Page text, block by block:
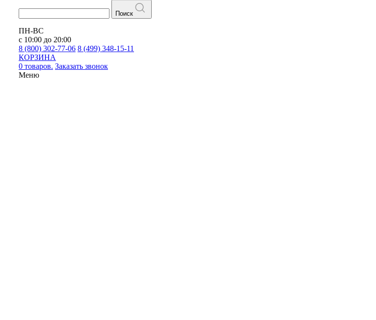
Поиск
ПН-ВС
с 10:00 до 20:00
8 (800) 302-77-06 8 (499) 348-15-11
КОРЗИНА
0 товаров. Заказать звонок
Меню